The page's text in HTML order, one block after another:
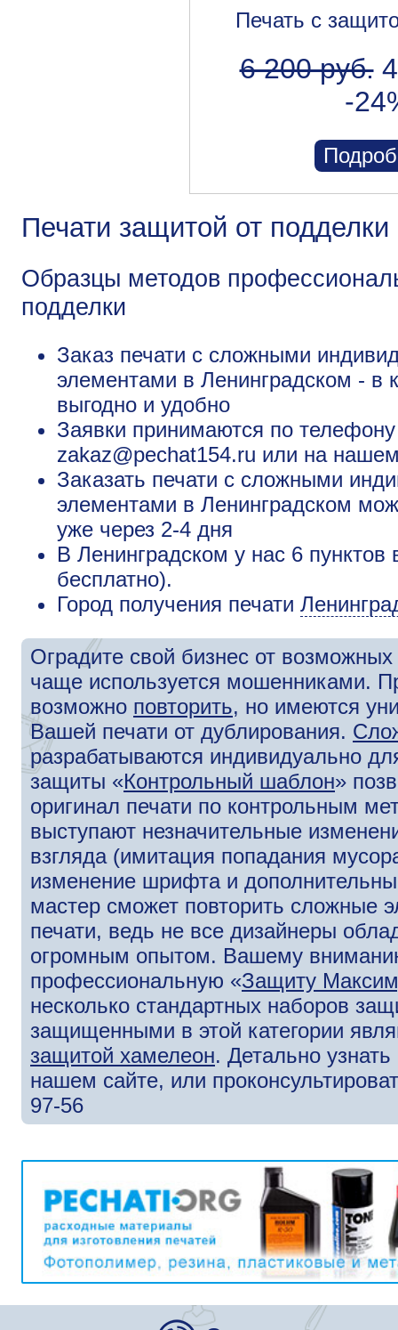
Печать с
6 200 руб.4
-
Печати защитой от
Образцы методов
подделки
Заказ печати с сложными
элементами в Ленинградском - в
выгодно и удобно
Заявки принимаются по
zakaz@pechat154.ru или на
Заказать печати с сложными
элементами в Ленинградском
уже через 2-4 дня
В Ленинградском у нас 6 пунктов
бесплатно).
Город получения печати
Оградите свой бизнес от
чаще используется мошенниками.
возможно повторить, но имеются
Вашей печати от дублирования.
разрабатываются индивидуально
защиты «Контрольный шаблон»
оригинал печати по контрольным
выступают незначительные
взгляда (имитация попадания
изменение шрифта и
мастер сможет повторить сложные
печати, ведь не все дизайнеры
огромным опытом. Вашему
профессиональную «Защиту
несколько стандартных наборов
защищенными в этой категории
защитой хамелеон. Детально
нашем сайте, или
97-56